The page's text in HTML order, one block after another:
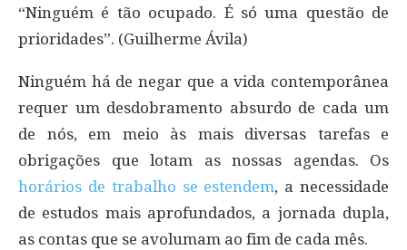
“Ninguém é tão ocupado. É só uma questão de
prioridades”. (Guilherme Ávila)
Ninguém há de negar que a vida contemporânea
requer um desdobramento absurdo de cada um
de nós, em meio às mais diversas tarefas e
obrigações que lotam as nossas agendas. Os
horários de trabalho se estendem, a necessidade
de estudos mais aprofundados, a jornada dupla,
as contas que se avolumam ao fim de cada mês.